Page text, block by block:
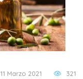
11 Marzo 2021 321